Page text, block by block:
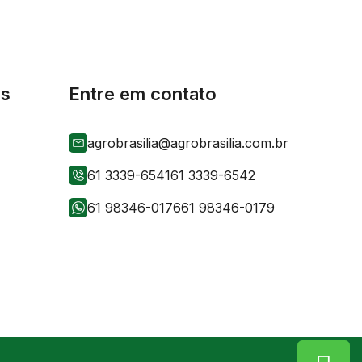
Entre em contato
agrobrasilia@agrobrasilia.com.br
61 3339-654161 3339-6542
61 98346-017661 98346-0179